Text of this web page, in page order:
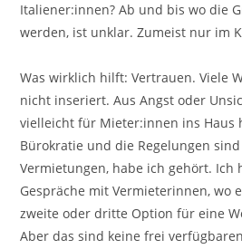
Italiener:innen? Ab und bis wo die
werden, ist unklar. Zumeist nur im
Was wirklich hilft: Vertrauen. Viele
nicht inseriert. Aus Angst oder
vielleicht für Mieter:innen ins Haus
Bürokratie und die Regelungen
Vermietungen, habe ich gehört. Ich
Gespräche mit Vermieterinnen, wo
zweite oder dritte Option für eine
Aber das sind keine frei